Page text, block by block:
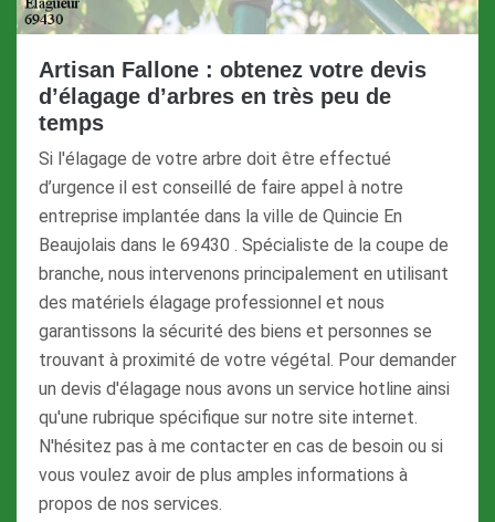
Artisan Fallone : obtenez votre devis
d’élagage d’arbres en très peu de
temps
Si l'élagage de votre arbre doit être effectué
d’urgence il est conseillé de faire appel à notre
entreprise implantée dans la ville de Quincie En
Beaujolais dans le 69430 . Spécialiste de la coupe de
branche, nous intervenons principalement en utilisant
des matériels élagage professionnel et nous
garantissons la sécurité des biens et personnes se
trouvant à proximité de votre végétal. Pour demander
un devis d'élagage nous avons un service hotline ainsi
qu'une rubrique spécifique sur notre site internet.
N'hésitez pas à me contacter en cas de besoin ou si
vous voulez avoir de plus amples informations à
propos de nos services.